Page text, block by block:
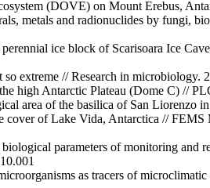
(DOVE) on Mount Erebus,
metals and radionuclides by fungi,
ice block of Scarisoara Ice
extreme // Research in
high Antarctic Plateau (Dome C) //
area of the basilica of San Liorenzo
of Lake Vida, Antarctica //
parameters of monitoring
as tracers of